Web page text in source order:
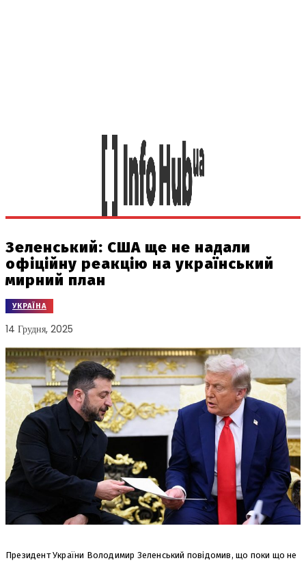
Зеленський: США ще не надали
офіційну реакцію на український
мирний план
УКРАЇНА
14 Грудня, 2025
Президент України Володимир Зеленський повідомив, що поки що не